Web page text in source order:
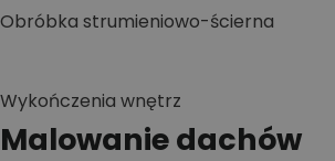
Obróbka strumieniowo-ścierna
Wykończenia wnętrz
Malowanie dachów